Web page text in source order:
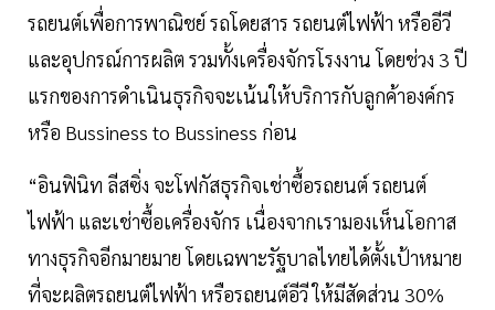
รถยนต์เพื่อการพาณิชย์ รถโดยสาร รถยนต์ไฟฟ้า หรืออีวี
และอุปกรณ์การผลิต รวมทั้งเครื่องจักรโรงงาน โดยช่วง 3 ปี
แรกของการดำเนินธุรกิจจะเน้นให้บริการกับลูกค้าองค์กร
หรือ Bussiness to Bussiness ก่อน
“อินฟินิท ลีสซิ่ง จะโฟกัสธุรกิจเช่าซื้อรถยนต์ รถยนต์
ไฟฟ้า และเช่าซื้อเครื่องจักร เนื่องจากเรามองเห็นโอกาส
ทางธุรกิจอีกมายมาย โดยเฉพาะรัฐบาลไทยได้ตั้งเป้าหมาย
ที่จะผลิตรถยนต์ไฟฟ้า หรือรถยนต์อีวี ให้มีสัดส่วน 30%